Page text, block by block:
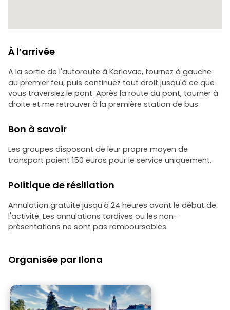
À l’arrivée
A la sortie de l'autoroute à Karlovac, tournez à gauche
au premier feu, puis continuez tout droit jusqu'à ce que
vous traversiez le pont. Après la route du pont, tourner à
droite et me retrouver à la première station de bus.
Bon à savoir
Les groupes disposant de leur propre moyen de
transport paient 150 euros pour le service uniquement.
Politique de résiliation
Annulation gratuite jusqu'à 24 heures avant le début de
l'activité. Les annulations tardives ou les non-
présentations ne sont pas remboursables.
Organisée par Ilona